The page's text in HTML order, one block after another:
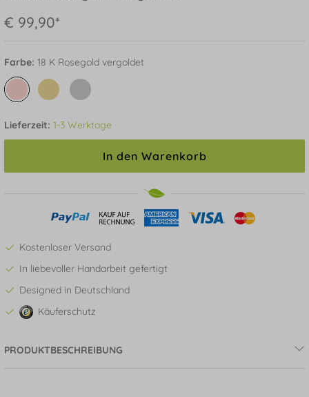
€ 99,90*
Farbe: 18 K Rosegold vergoldet
Lieferzeit: 1-3 Werktage
In den Warenkorb
Kostenloser Versand
In liebevoller Handarbeit gefertigt
Designed in Deutschland
Käuferschutz
PRODUKTBESCHREIBUNG